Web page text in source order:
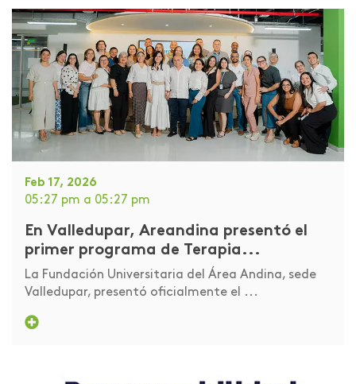
Feb 17, 2026
05:27 pm a 05:27 pm
En Valledupar, Areandina presentó el
primer programa de Terapia...
La Fundación Universitaria del Área Andina, sede
Valledupar, presentó oficialmente el ...